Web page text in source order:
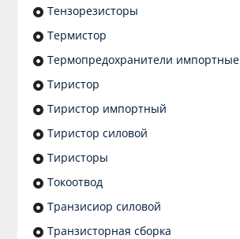
Тензорезисторы
Термистор
Термопредохранители импортные
Тиристор
Тиристор импортный
Тиристор силовой
Тиристоры
Токоотвод
Транзисиор силовой
Транзисторная сборка